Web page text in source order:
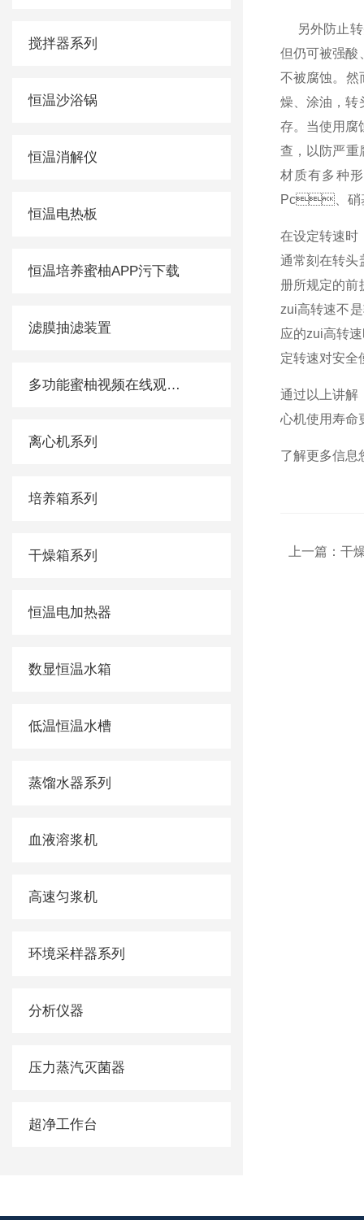
搅拌器系列
恒温沙浴锅
恒温消解仪
恒温电热板
恒温培养蜜柚APP污下载
滤膜抽滤装置
多功能蜜柚视频在线观看免费观看
离心机系列
培养箱系列
干燥箱系列
恒温电加热器
数显恒温水箱
低温恒温水槽
蒸馏水器系列
血液溶浆机
高速匀浆机
环境采样器系列
分析仪器
压力蒸汽灭菌器
超净工作台
另外防止转
但仍可被强酸
不被腐蚀。然
燥、涂油
存。当使用
查，以防严重
材质有多种
Pc、硝基
在设定转速时
通常刻在转头
册所规定的前
zui高转速不是
应的zui高转速
定转速对安全
通过以上讲解
心机使用寿命
了解更多信息
上一篇： 干